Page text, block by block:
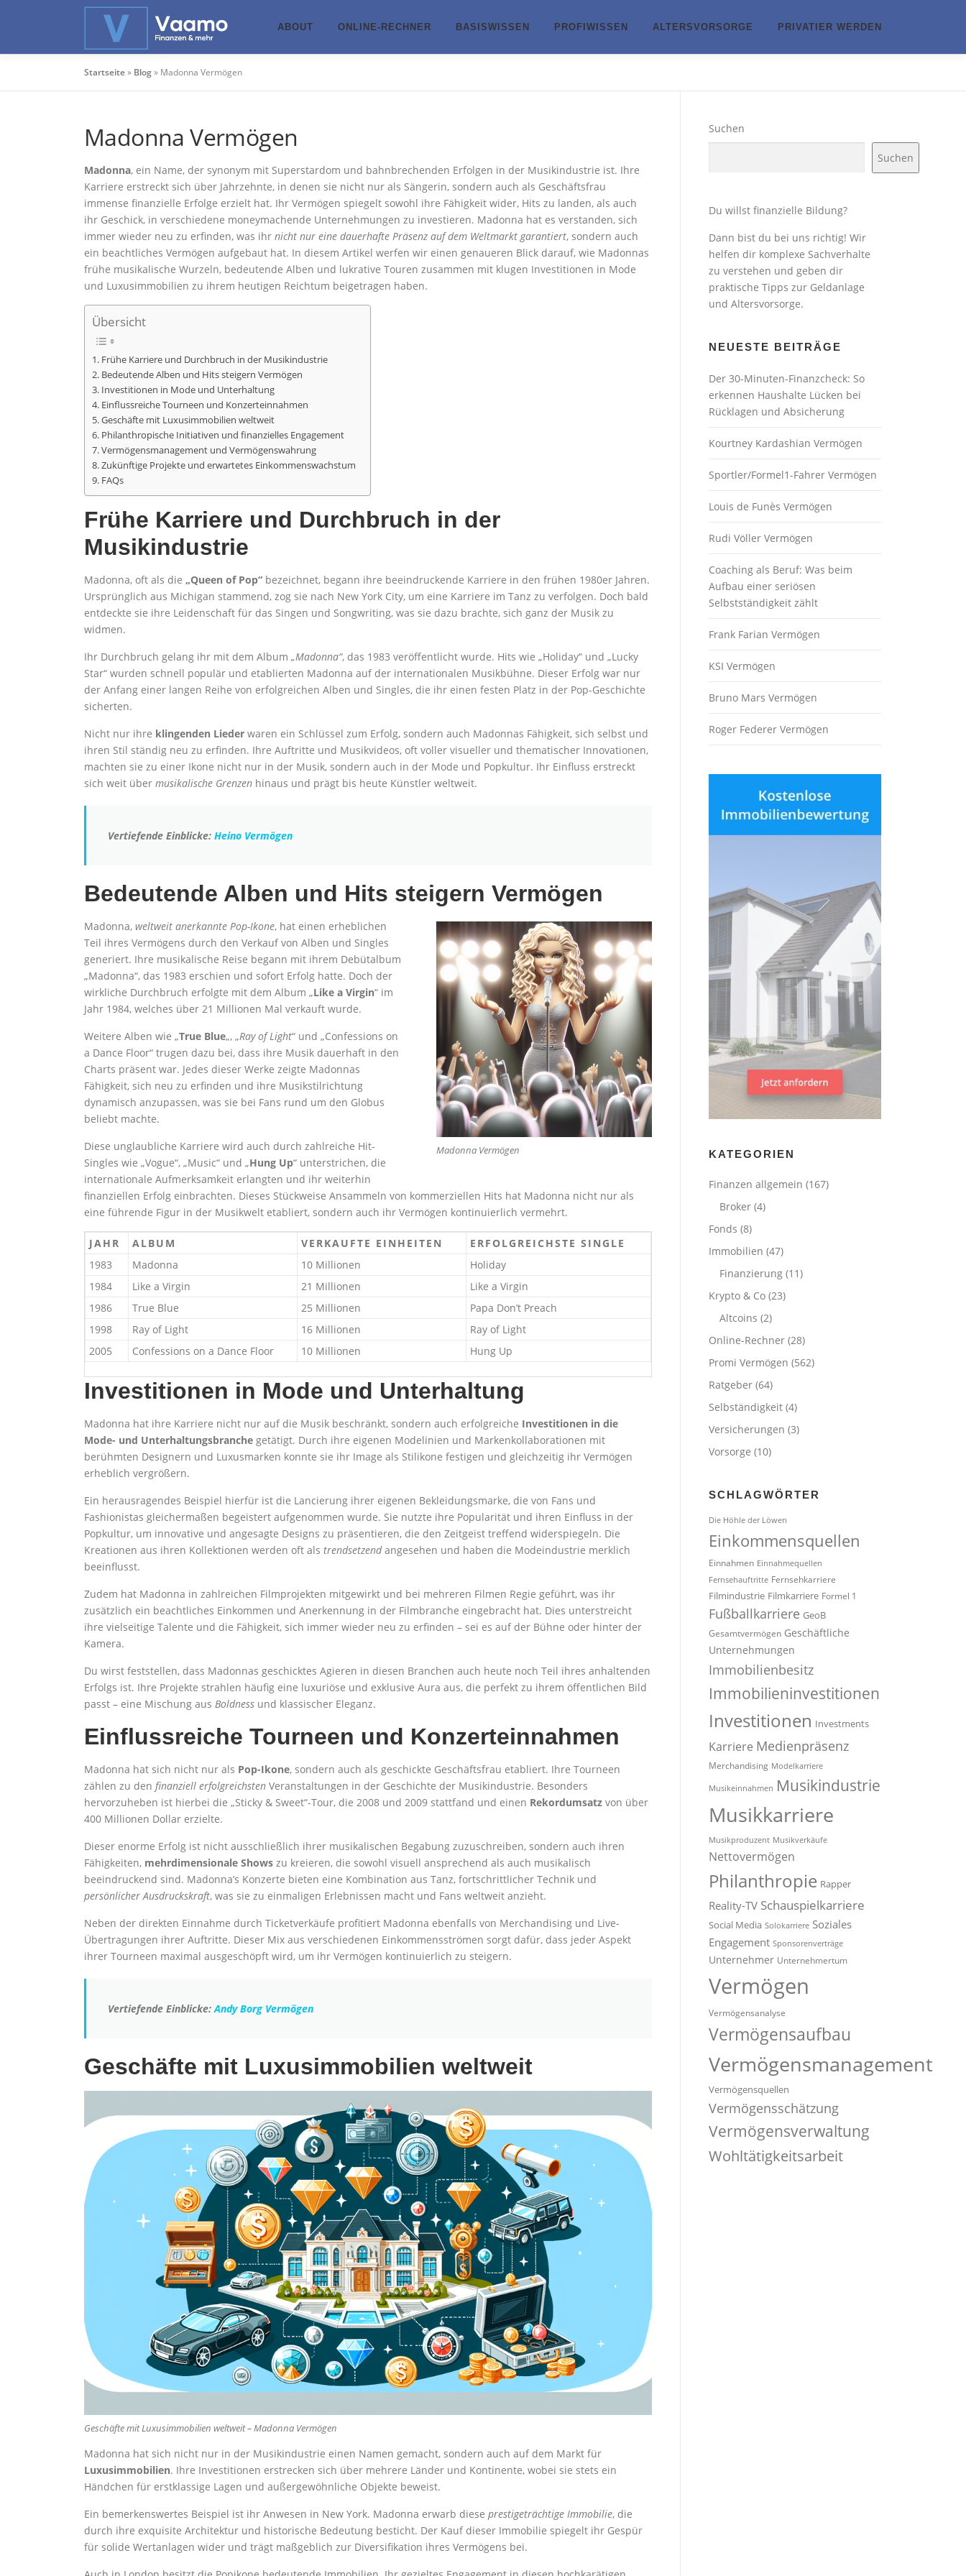
ABOUT ONLINE-RECHNER BASISWISSEN PROFIWISSEN ALTERSVORSORGE PRIVATIER WERDEN
Startseite» Blog» Madonna Vermögen
Madonna Vermögen
Madonna, ein Name, der synonym mit Superstardom und bahnbrechenden Erfolgen in der Musikindustrie ist. Ihre
Karriere erstreckt sich über Jahrzehnte, in denen sie nicht nur als Sängerin, sondern auch als Geschäftsfrau
immense finanzielle Erfolge erzielt hat. Ihr Vermögen spiegelt sowohl ihre Fähigkeit wider, Hits zu landen, als auch
ihr Geschick, in verschiedene moneymachende Unternehmungen zu investieren. Madonna hat es verstanden, sich
immer wieder neu zu erfinden, was ihr nicht nur eine dauerhafte Präsenz auf dem Weltmarkt garantiert, sondern auch
ein beachtliches Vermögen aufgebaut hat. In diesem Artikel werfen wir einen genaueren Blick darauf, wie Madonnas
frühe musikalische Wurzeln, bedeutende Alben und lukrative Touren zusammen mit klugen Investitionen in Mode
und Luxusimmobilien zu ihrem heutigen Reichtum beigetragen haben.
Übersicht
Frühe Karriere und Durchbruch in der Musikindustrie
Bedeutende Alben und Hits steigern Vermögen
Investitionen in Mode und Unterhaltung
Einflussreiche Tourneen und Konzerteinnahmen
Geschäfte mit Luxusimmobilien weltweit
Philanthropische Initiativen und finanzielles Engagement
Vermögensmanagement und Vermögenswahrung
Zukünftige Projekte und erwartetes Einkommenswachstum
FAQs
Frühe Karriere und Durchbruch in der
Musikindustrie
Madonna, oft als die „Queen of Pop“ bezeichnet, begann ihre beeindruckende Karriere in den frühen 1980er Jahren.
Ursprünglich aus Michigan stammend, zog sie nach New York City, um eine Karriere im Tanz zu verfolgen. Doch bald
entdeckte sie ihre Leidenschaft für das Singen und Songwriting, was sie dazu brachte, sich ganz der Musik zu
widmen.
Ihr Durchbruch gelang ihr mit dem Album „Madonna“, das 1983 veröffentlicht wurde. Hits wie „Holiday“ und „Lucky
Star“ wurden schnell populär und etablierten Madonna auf der internationalen Musikbühne. Dieser Erfolg war nur
der Anfang einer langen Reihe von erfolgreichen Alben und Singles, die ihr einen festen Platz in der Pop-Geschichte
sicherten.
Nicht nur ihre klingenden Lieder waren ein Schlüssel zum Erfolg, sondern auch Madonnas Fähigkeit, sich selbst und
ihren Stil ständig neu zu erfinden. Ihre Auftritte und Musikvideos, oft voller visueller und thematischer Innovationen,
machten sie zu einer Ikone nicht nur in der Musik, sondern auch in der Mode und Popkultur. Ihr Einfluss erstreckt
sich weit über musikalische Grenzen hinaus und prägt bis heute Künstler weltweit.
Vertiefende Einblicke: Heino Vermögen
Bedeutende Alben und Hits steigern Vermögen
Madonna Vermögen
Madonna, weltweit anerkannte Pop-Ikone, hat einen erheblichen
Teil ihres Vermögens durch den Verkauf von Alben und Singles
generiert. Ihre musikalische Reise begann mit ihrem Debütalbum
„Madonna“, das 1983 erschien und sofort Erfolg hatte. Doch der
wirkliche Durchbruch erfolgte mit dem Album „Like a Virgin“ im
Jahr 1984, welches über 21 Millionen Mal verkauft wurde.
Weitere Alben wie „True Blue„, „Ray of Light“ und „Confessions on
a Dance Floor“ trugen dazu bei, dass ihre Musik dauerhaft in den
Charts präsent war. Jedes dieser Werke zeigte Madonnas
Fähigkeit, sich neu zu erfinden und ihre Musikstilrichtung
dynamisch anzupassen, was sie bei Fans rund um den Globus
beliebt machte.
Diese unglaubliche Karriere wird auch durch zahlreiche Hit-
Singles wie „Vogue“, „Music“ und „Hung Up“ unterstrichen, die
internationale Aufmerksamkeit erlangten und ihr weiterhin
finanziellen Erfolg einbrachten. Dieses Stückweise Ansammeln von kommerziellen Hits hat Madonna nicht nur als
eine führende Figur in der Musikwelt etabliert, sondern auch ihr Vermögen kontinuierlich vermehrt.
JAHR ALBUM VERKAUFTE EINHEITEN
ERFOLGREICHSTE SINGLE
1983
Madonna 10 Millionen
Holiday
1984
Like a Virgin 21 Millionen
Like a Virgin
1986
True Blue 25 Millionen
Papa Don’t Preach
1998
Ray of Light 16 Millionen
Ray of Light
2005
Confessions on a Dance Floor 10 Millionen Hung Up
Investitionen in Mode und Unterhaltung
Madonna hat ihre Karriere nicht nur auf die Musik beschränkt, sondern auch erfolgreiche Investitionen in die
Mode- und Unterhaltungsbranche getätigt. Durch ihre eigenen Modelinien und Markenkollaborationen mit
berühmten Designern und Luxusmarken konnte sie ihr Image als Stilikone festigen und gleichzeitig ihr Vermögen
erheblich vergrößern.
Ein herausragendes Beispiel hierfür ist die Lancierung ihrer eigenen Bekleidungsmarke, die von Fans und
Fashionistas gleichermaßen begeistert aufgenommen wurde. Sie nutzte ihre Popularität und ihren Einfluss in der
Popkultur, um innovative und angesagte Designs zu präsentieren, die den Zeitgeist treffend widerspiegeln. Die
Kreationen aus ihren Kollektionen werden oft als trendsetzendangesehen und haben die Modeindustrie merklich
beeinflusst.
Zudem hat Madonna in zahlreichen Filmprojekten mitgewirkt und bei mehreren Filmen Regie geführt, was ihr
zusätzlich ein beachtliches Einkommen und Anerkennung in der Filmbranche eingebracht hat. Dies unterstreicht
ihre vielseitige Talente und die Fähigkeit, sich immer wieder neu zu erfinden – sei es auf der Bühne oder hinter der
Kamera.
Du wirst feststellen, dass Madonnas geschicktes Agieren in diesen Branchen auch heute noch Teil ihres anhaltenden
Erfolgs ist. Ihre Projekte strahlen häufig eine luxuriöse und exklusive Aura aus, die perfekt zu ihrem öffentlichen Bild
passt – eine Mischung aus Boldness und klassischer Eleganz.
Einflussreiche Tourneen und Konzerteinnahmen
Madonna hat sich nicht nur als Pop-Ikone, sondern auch als geschickte Geschäftsfrau etabliert. Ihre Tourneen
zählen zu den finanziell erfolgreichsten Veranstaltungen in der Geschichte der Musikindustrie. Besonders
hervorzuheben ist hierbei die „Sticky & Sweet“-Tour, die 2008 und 2009 stattfand und einen Rekordumsatz von über
400 Millionen Dollar erzielte.
Dieser enorme Erfolg ist nicht ausschließlich ihrer musikalischen Begabung zuzuschreiben, sondern auch ihren
Fähigkeiten, mehrdimensionale Shows zu kreieren, die sowohl visuell ansprechend als auch musikalisch
beeindruckend sind. Madonna’s Konzerte bieten eine Kombination aus Tanz, fortschrittlicher Technik und
persönlicher Ausdruckskraft, was sie zu einmaligen Erlebnissen macht und Fans weltweit anzieht.
Neben der direkten Einnahme durch Ticketverkäufe profitiert Madonna ebenfalls von Merchandising und Live-
Übertragungen ihrer Auftritte. Dieser Mix aus verschiedenen Einkommensströmen sorgt dafür, dass jeder Aspekt
ihrer Tourneen maximal ausgeschöpft wird, um ihr Vermögen kontinuierlich zu steigern.
Vertiefende Einblicke:Andy Borg Vermögen
Geschäfte mit Luxusimmobilien weltweit
Geschäfte mit Luxusimmobilien weltweit – Madonna Vermögen
Madonna hat sich nicht nur in der Musikindustrie einen Namen gemacht, sondern auch auf dem Markt für
Luxusimmobilien. Ihre Investitionen erstrecken sich über mehrere Länder und Kontinente, wobei sie stets ein
Händchen für erstklassige Lagen und außergewöhnliche Objekte beweist.
Ein bemerkenswertes Beispiel ist ihr Anwesen in New York. Madonna erwarb diese prestigeträchtige Immobilie, die
durch ihre exquisite Architektur und historische Bedeutung besticht. Der Kauf dieser Immobilie spiegelt ihr Gespür
für solide Wertanlagen wider und trägt maßgeblich zur Diversifikation ihres Vermögens bei.
Suchen
Suchen
Du willst finanzielle Bildung?
Dann bist du bei uns richtig! Wir
helfen dir komplexe Sachverhalte
zu verstehen und geben dir
praktische Tipps zur Geldanlage
und Altersvorsorge.
NEUESTE BEITRÄGE
Der 30-Minuten-Finanzcheck: So
erkennen Haushalte Lücken bei
Rücklagen und Absicherung
Kourtney Kardashian Vermögen
Sportler/Formel1-Fahrer Vermögen
Louis de Funès Vermögen
Rudi Völler Vermögen
Coaching als Beruf: Was beim
Aufbau einer seriösen
Selbstständigkeit zählt
Frank Farian Vermögen
KSI Vermögen
Bruno Mars Vermögen
Roger Federer Vermögen
KATEGORIEN
Finanzen allgemein (167)
Broker (4)
Fonds (8)
Immobilien (47)
Finanzierung (11)
Krypto & Co (23)
Altcoins (2)
Online-Rechner (28)
Promi Vermögen (562)
Ratgeber (64)
Selbständigkeit (4)
Versicherungen (3)
Vorsorge (10)
SCHLAGWÖRTER
Die Höhle der Löwen
Einkommensquellen
Einnahmen Einnahmequellen
Fernsehauftritte Fernsehkarriere
Filmindustrie Filmkarriere Formel 1
Fußballkarriere GeoB
Gesamtvermögen Geschäftliche
Unternehmungen
Immobilienbesitz
Immobilieninvestitionen
Investitionen Investments
Karriere Medienpräsenz
Merchandising Modelkarriere
Musikeinnahmen Musikindustrie
Musikkarriere
Musikproduzent Musikverkäufe
Nettovermögen
Philanthropie Rapper
Reality-TV Schauspielkarriere
Social Media Solokarriere Soziales
Engagement Sponsorenverträge
Unternehmer Unternehmertum
Vermögen
Vermögensanalyse
Vermögensaufbau
Vermögensmanagement
Vermögensquellen
Vermögensschätzung
Vermögensverwaltung
Wohltätigkeitsarbeit